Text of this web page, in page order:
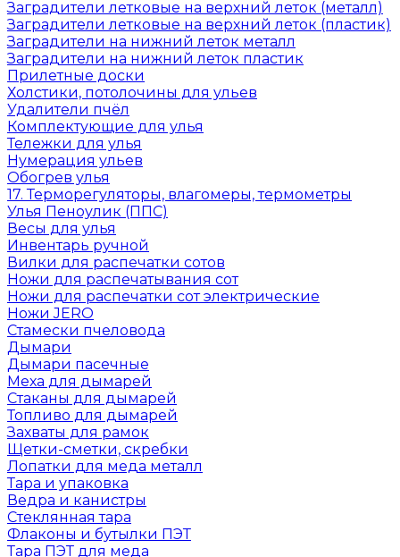
Заградители летковые на верхний леток (металл)
Заградители летковые на верхний леток (пластик)
Заградители на нижний леток металл
Заградители на нижний леток пластик
Прилетные доски
Холстики, потолочины для ульев
Удалители пчёл
Комплектующие для улья
Тележки для улья
Нумерация ульев
Обогрев улья
17. Терморегуляторы, влагомеры, термометры
Улья Пеноулик (ППС)
Весы для улья
Инвентарь ручной
Вилки для распечатки сотов
Ножи для распечатывания сот
Ножи для распечатки сот электрические
Ножи JERO
Стамески пчеловода
Дымари
Дымари пасечные
Меха для дымарей
Стаканы для дымарей
Топливо для дымарей
Захваты для рамок
Щетки-сметки, скребки
Лопатки для меда металл
Тара и упаковка
Ведра и канистры
Стеклянная тара
Флаконы и бутылки ПЭТ
Тара ПЭТ для меда